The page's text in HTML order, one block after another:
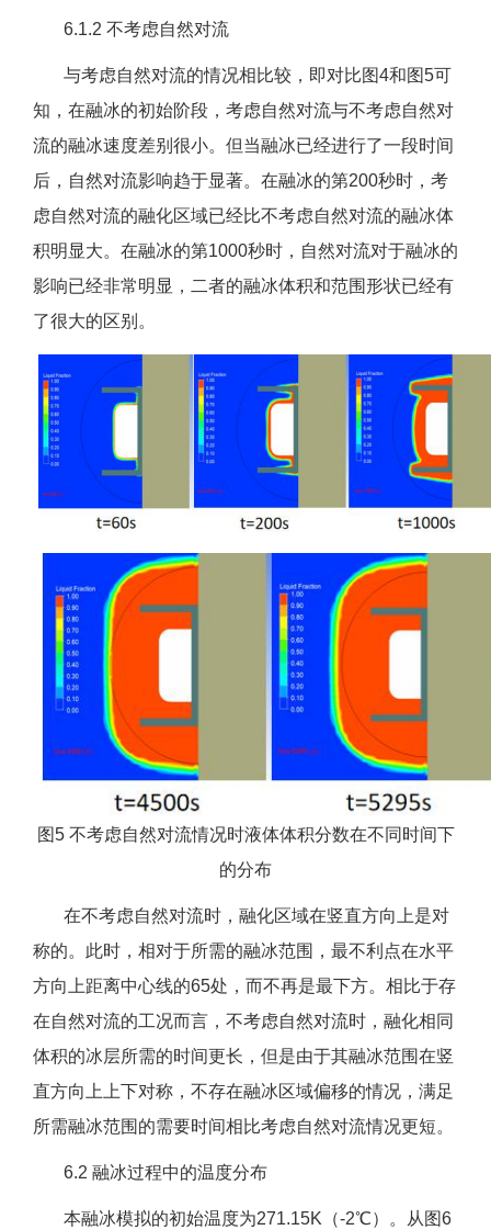
6.1.2 不考虑自然对流
与考虑自然对流的情况相比较，即对比图4和图5可
知，在融冰的初始阶段，考虑自然对流与不考虑自然对
流的融冰速度差别很小。但当融冰已经进行了一段时间
后，自然对流影响趋于显著。在融冰的第200秒时，考
虑自然对流的融化区域已经比不考虑自然对流的融冰体
积明显大。在融冰的第1000秒时，自然对流对于融冰的
影响已经非常明显，二者的融冰体积和范围形状已经有
了很大的区别。
图5 不考虑自然对流情况时液体体积分数在不同时间下
的分布
在不考虑自然对流时，融化区域在竖直方向上是对
称的。此时，相对于所需的融冰范围，最不利点在水平
方向上距离中心线的65处，而不再是最下方。相比于存
在自然对流的工况而言，不考虑自然对流时，融化相同
体积的冰层所需的时间更长，但是由于其融冰范围在竖
直方向上上下对称，不存在融冰区域偏移的情况，满足
所需融冰范围的需要时间相比考虑自然对流情况更短。
6.2 融冰过程中的温度分布
本融冰模拟的初始温度为271.15K（-2℃）。从图6